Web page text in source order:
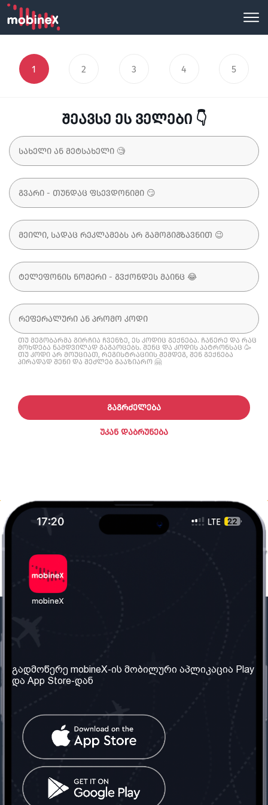
1 2 3 4 5
შეავსე ეს ველები 👇
თუ მეგობარმა გირჩია ჩვენზე, ეს კოდიც გექნება. ჩაწერე და რაც
მოხდება ნამდვილად გაგაოცებს. შენც და კოდის პატრონსაც 🥳
თუ კოდი არ მოუციათ, რეგისტრაციის შემდეგ, შენ გექნება
პირადად შენი და შეძლებ გააზიარო 🤗
ᲣᲙᲐᲜ ᲓᲐᲑᲠᲣᲜᲔᲑᲐ
ᲒᲐᲒᲠᲫᲔᲚᲔᲑᲐ
ჩვენ შესახებ
ჩვენი სერვისები
წესები და პირობები
კითხვები
კონტაქტი
საქართველო: თბილისი
ტელ: 032 2 04 00 50
სოციალური ქსელი
გადმოწერე mobineX-ის მობილური აპლიკაცია Play
და App Store-დან